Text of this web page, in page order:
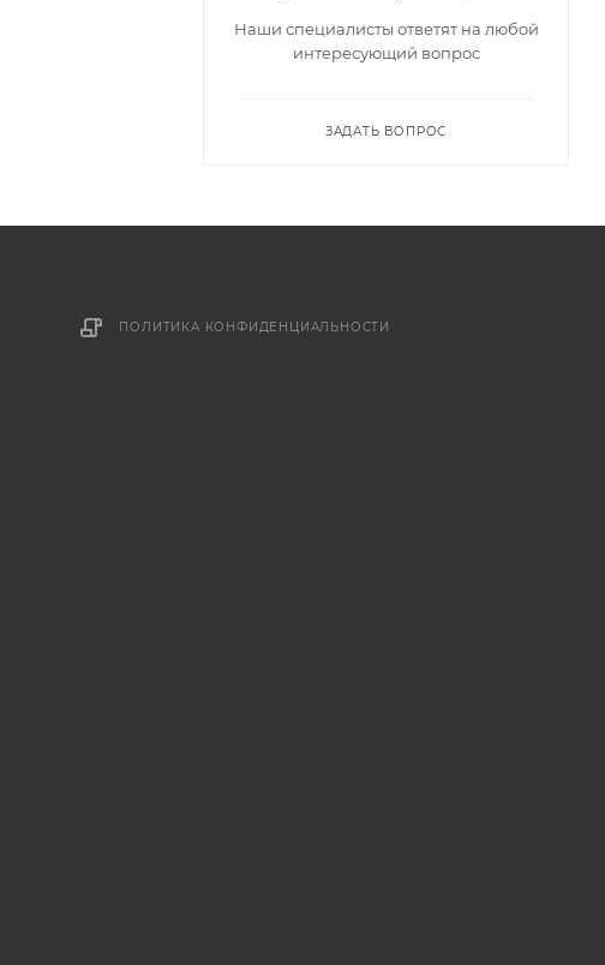
Наши специалисты ответят на любой
интересующий вопрос
ЗАДАТЬ ВОПРОС
ПОЛИТИКА КОНФИДЕНЦИАЛЬНОСТИ